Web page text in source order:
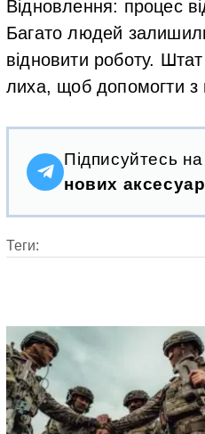
Відновлення: процес
Багато людей
відновити роботу.
лиха, щоб допомогти з
Підписуйтесь
нових
Теги: